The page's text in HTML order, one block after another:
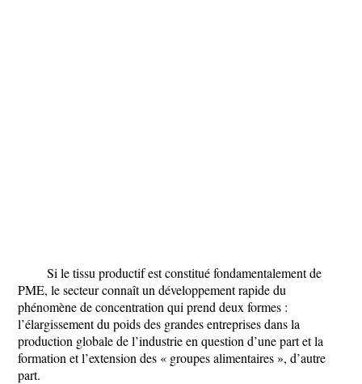
Si le tissu productif est constitué fondamentalement de
PME, le secteur connaît un développement rapide du
phénomène de concentration qui prend deux formes :
l’élargissement du poids des grandes entreprises dans la
production globale de l’industrie en question d’une part et la
formation et l’extension des « groupes alimentaires », d’autre
part.